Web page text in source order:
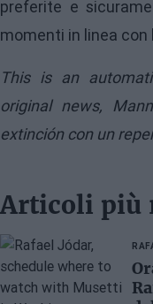
preferite e
momenti in linea con
This is an
original news,
extinción con un
Articoli più